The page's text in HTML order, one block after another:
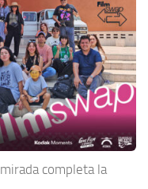
completa la